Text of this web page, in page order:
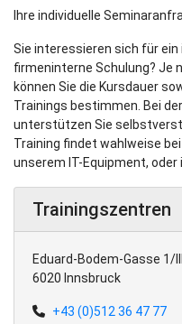
Ihre individuelle
Sie interessieren sich für ein
firmeninterne Schulung? Je
können Sie die Kursdauer
Trainings bestimmen. Bei
unterstützen Sie
Training findet wahlweise
unserem IT-Equipment,
Trainingszentren
Eduard-Bodem-Gasse 1/III
6020 Innsbruck
+43 (0)512 36 47 77